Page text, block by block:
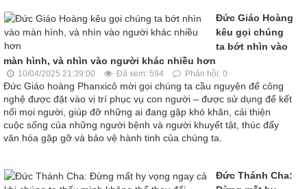
Đức Giáo Hoàng
kêu gọi chúng
ta bớt nhìn vào
màn hình, và nhìn vào người khác nhiều hơn
10/04/2025 21:39:00 Đã xem: 594 Phản hồi: 0
Đức Giáo hoàng Phanxicô mời gọi chúng ta cầu nguyện để công
nghệ được đặt vào vị trí phục vụ con người – được sử dụng để kết
nối mọi người, giúp đỡ những ai đang gặp khó khăn, cải thiện
cuộc sống của những người bệnh và người khuyết tật, thúc đẩy
văn hóa gặp gỡ và bảo vệ hành tinh của chúng ta.
Đức Thánh Cha: